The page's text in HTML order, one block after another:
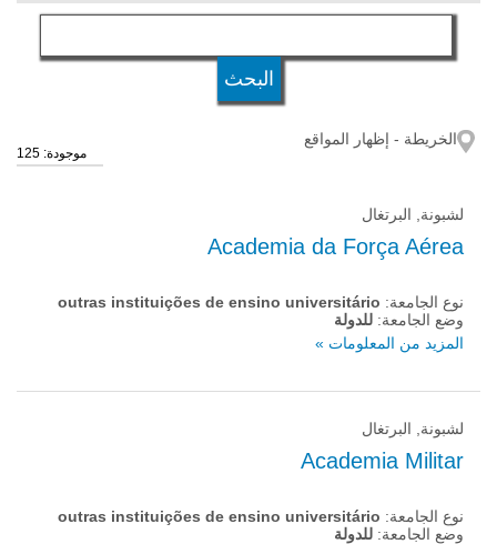
اللغة
نوع الجامعة
موجودة: 125
الخريطة - إظهار المواقع
لشبونة, البرتغال
Academia da Força Aérea
نوع الجامعة: outras instituições de ensino universitário
وضع الجامعة: للدولة
المزيد من المعلومات »
لشبونة, البرتغال
Academia Militar
نوع الجامعة: outras instituições de ensino universitário
وضع الجامعة: للدولة